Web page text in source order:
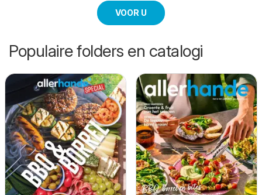
VOOR U
Populaire folders en catalogi